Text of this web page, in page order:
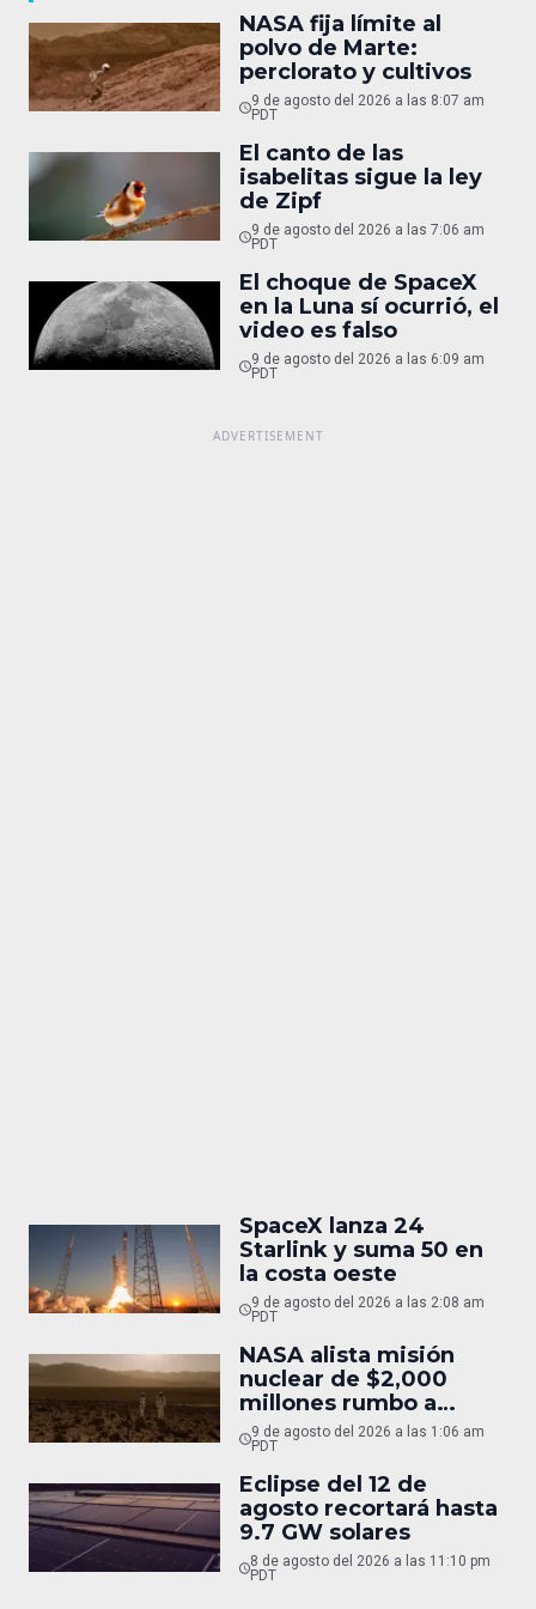
NASA fija límite al
polvo de Marte:
perclorato y cultivos
9 de agosto del 2026 a las 8:07 am
PDT
El canto de las
isabelitas sigue la ley
de Zipf
9 de agosto del 2026 a las 7:06 am
PDT
El choque de SpaceX
en la Luna sí ocurrió, el
video es falso
9 de agosto del 2026 a las 6:09 am
PDT
SpaceX lanza 24
Starlink y suma 50 en
la costa oeste
9 de agosto del 2026 a las 2:08 am
PDT
NASA alista misión
nuclear de $2,000
millones rumbo a
Marte
9 de agosto del 2026 a las 1:06 am
PDT
Eclipse del 12 de
agosto recortará hasta
9.7 GW solares
8 de agosto del 2026 a las 11:10 pm
PDT